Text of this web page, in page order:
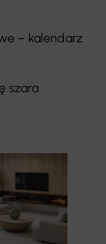
– kalendarz
szara